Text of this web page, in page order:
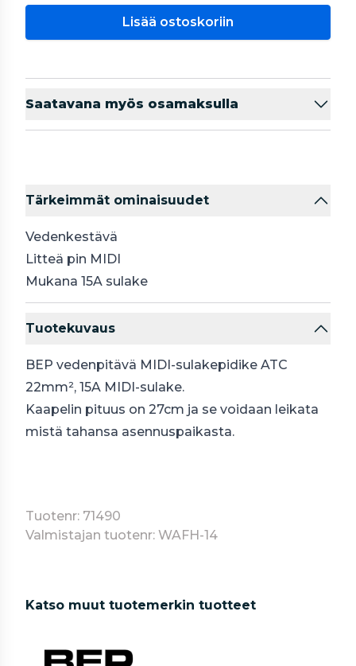
Lisää ostoskoriin
Saatavana myös osamaksulla
Tärkeimmät ominaisuudet
Vedenkestävä
Litteä pin MIDI
Mukana 15A sulake
Tuotekuvaus
BEP vedenpitävä MIDI-sulakepidike ATC
22mm², 15A MIDI-sulake.
Kaapelin pituus on 27cm ja se voidaan leikata
mistä tahansa asennuspaikasta.
Tuotenr: 71490
Valmistajan tuotenr: WAFH-14
Katso muut tuotemerkin tuotteet